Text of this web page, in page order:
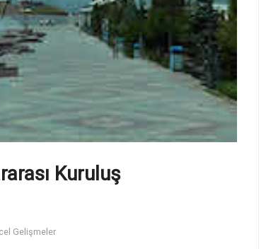
Kuruluş
Gelişmeler